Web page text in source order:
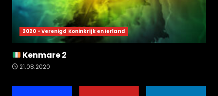
2020 - Verenigd Koninkrijk en Ierland
Kenmare 2
21.08.2020